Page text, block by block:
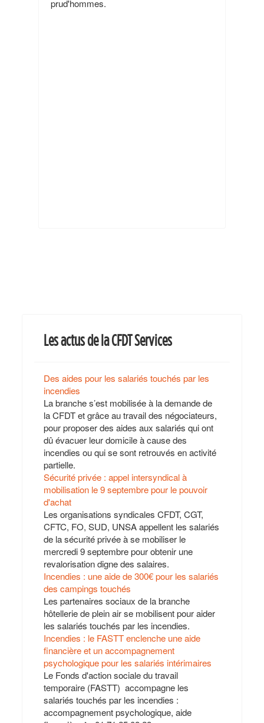
prud'hommes.
Les actus de la CFDT Services
Des aides pour les salariés touchés par les
incendies
La branche s’est mobilisée à la demande de
la CFDT et grâce au travail des négociateurs,
pour proposer des aides aux salariés qui ont
dû évacuer leur domicile à cause des
incendies ou qui se sont retrouvés en activité
partielle.
Sécurité privée : appel intersyndical à
mobilisation le 9 septembre pour le pouvoir
d'achat
Les organisations syndicales CFDT, CGT,
CFTC, FO, SUD, UNSA appellent les salariés
de la sécurité privée à se mobiliser le
mercredi 9 septembre pour obtenir une
revalorisation digne des salaires.
Incendies : une aide de 300€ pour les salariés
des campings touchés
Les partenaires sociaux de la branche
hôtellerie de plein air se mobilisent pour aider
les salariés touchés par les incendies.
Incendies : le FASTT enclenche une aide
financière et un accompagnement
psychologique pour les salariés intérimaires
Le Fonds d'action sociale du travail
temporaire (FASTT) accompagne les
salariés touchés par les incendies :
accompagnement psychologique, aide